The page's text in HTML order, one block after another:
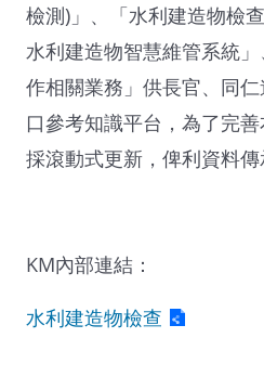
檢測)」、「水利建造物檢
水利建造物智慧維管系統
作相關業務」供長官、同
口參考知識平台，為了完
採滾動式更新，俾利資料傳
KM內部連結：
水利建造物檢查